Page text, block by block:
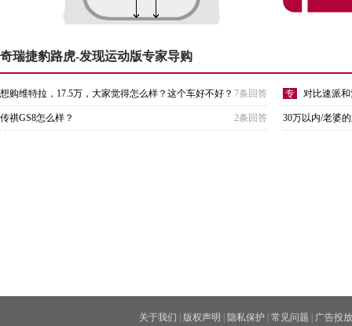
奇瑞捷豹路虎-发现运动版专家导购
7条回答
想购维特拉，17.5万，大家觉得怎么样？这个车好不好？ 专 对比速派
2条回答
传祺GS8怎么样？ 30万以内/老婆
关于我们 版权声明 隐私保护 常见问题
广告投放